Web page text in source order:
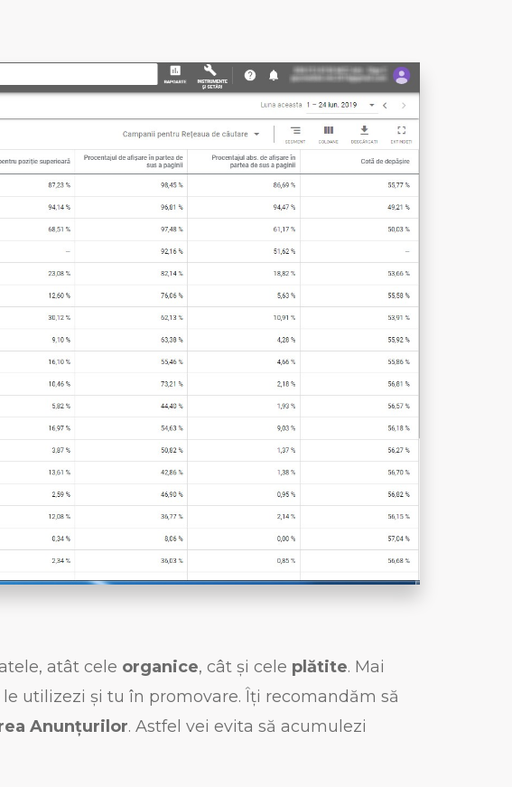
atât cele organice, cât și cele plătite. Mai
le utilizezi și tu în promovare. Îți recomandăm să
Anunțurilor. Astfel vei evita să acumulezi